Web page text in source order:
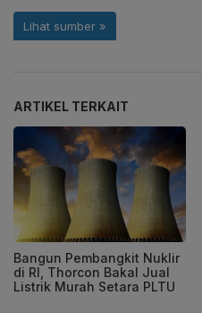
ARTIKEL TERKAIT
Bangun Pembangkit Nuklir
di RI, Thorcon Bakal Jual
Listrik Murah Setara PLTU